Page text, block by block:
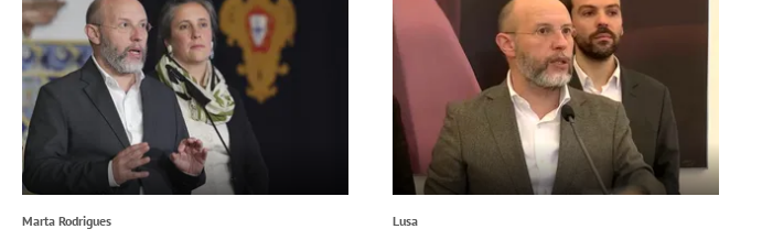
Marta Rodrigues Lusa